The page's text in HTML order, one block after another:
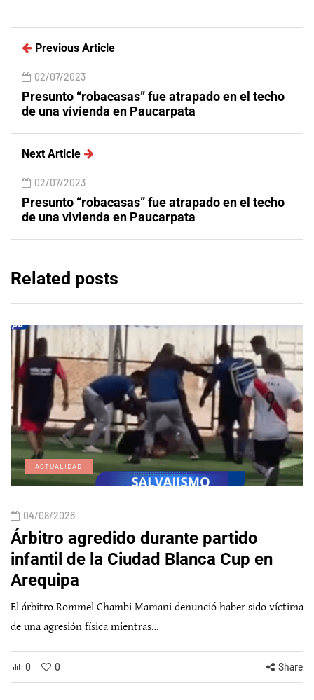
Previous Article
02/07/2023
Presunto “robacasas” fue atrapado en el techo
de una vivienda en Paucarpata
Next Article
02/07/2023
Presunto “robacasas” fue atrapado en el techo
de una vivienda en Paucarpata
Related posts
ACTUALIDAD
04/08/2026
Árbitro agredido durante partido
infantil de la Ciudad Blanca Cup en
Arequipa
El árbitro Rommel Chambi Mamani denunció haber sido víctima
de una agresión física mientras…
0 0 Share